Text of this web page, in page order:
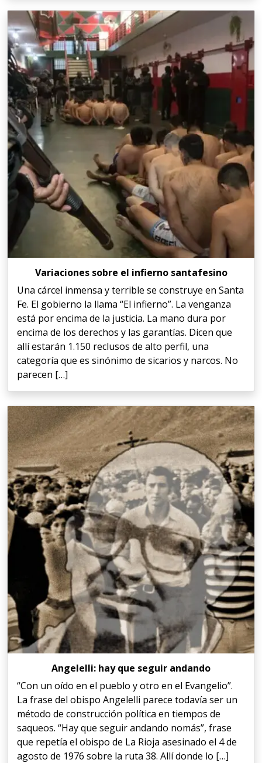
Variaciones sobre el infierno santafesino
Una cárcel inmensa y terrible se construye en Santa
Fe. El gobierno la llama “El infierno”. La venganza
está por encima de la justicia. La mano dura por
encima de los derechos y las garantías. Dicen que
allí estarán 1.150 reclusos de alto perfil, una
categoría que es sinónimo de sicarios y narcos. No
parecen […]
Angelelli: hay que seguir andando
“Con un oído en el pueblo y otro en el Evangelio”.
La frase del obispo Angelelli parece todavía ser un
método de construcción política en tiempos de
saqueos. “Hay que seguir andando nomás”, frase
que repetía el obispo de La Rioja asesinado el 4 de
agosto de 1976 sobre la ruta 38. Allí donde lo […]